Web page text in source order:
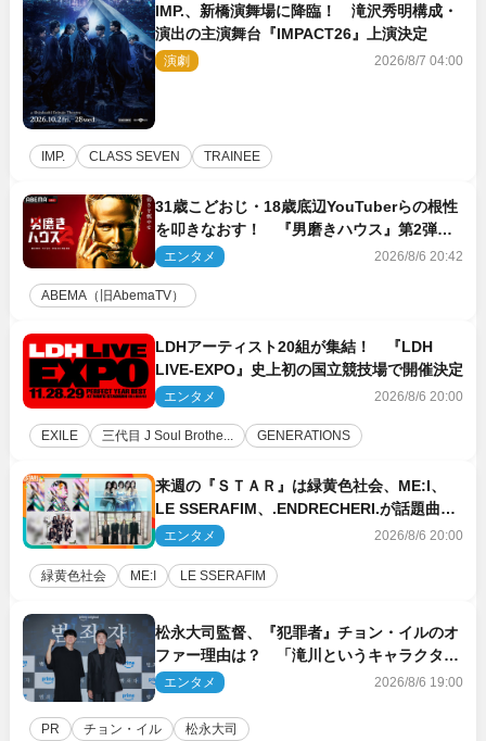
IMP.、新橋演舞場に降臨！ 滝沢秀明構成・
演出の主演舞台『IMPACT26』上演決定
演劇 2026/8/7 04:00
IMP. CLASS SEVEN TRAINEE
31歳こどおじ・18歳底辺YouTuberらの根性
を叩きなおす！ 『男磨きハウス』第2弾コ
ーチ陣発表
エンタメ 2026/8/6 20:42
ABEMA（旧AbemaTV）
LDHアーティスト20組が集結！ 『LDH
LIVE‐EXPO』史上初の国立競技場で開催決定
エンタメ 2026/8/6 20:00
EXILE 三代目 J Soul Brothe... GENERATIONS
来週の『ＳＴＡＲ』は緑黄色社会、ME:I、
LE SSERAFIM、.ENDRECHERI.が話題曲を
パフォーマンス！
エンタメ 2026/8/6 20:00
緑黄色社会 ME:I LE SSERAFIM
松永大司監督、『犯罪者』チョン・イルのオ
ファー理由は？ 「滝川というキャラクター
に出会えたことは本当に運が良かった」
エンタメ 2026/8/6 19:00
PR チョン・イル 松永大司